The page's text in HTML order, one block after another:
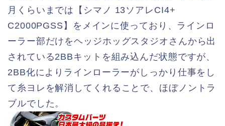
月くらいまでは【シマノ 13ソアレCI4+
C2000PGSS】をメインに使っており、ラインロ
ーラー部だけをヘッジホッグスタジオさんから出
されている2BBキットを組み込んだ状態ですが、
2BB化によりラインローラーがしっかり仕事をし
て糸ヨレを解消してくれることで、ほぼノントラ
ブルでした。